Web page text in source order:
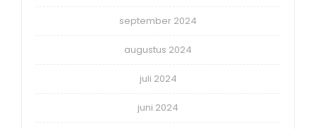
september 2024
augustus 2024
juli 2024
juni 2024